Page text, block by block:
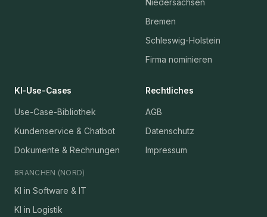
Niedersachsen
Bremen
Schleswig-Holstein
Firma nominieren
KI-Use-Cases
Use-Case-Bibliothek
Kundenservice & Chatbot
Dokumente & Rechnungen
BRANCHEN (NORD)
KI in Software & IT
KI in Logistik
Rechtliches
AGB
Datenschutz
Impressum